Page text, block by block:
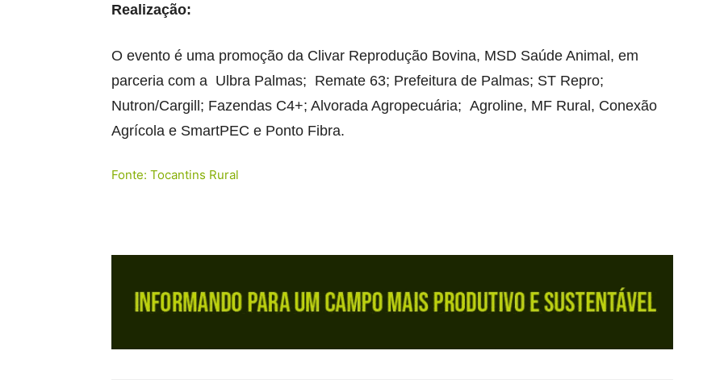
Realização:
O evento é uma promoção da Clivar Reprodução Bovina, MSD Saúde Animal, em
parceria com a Ulbra Palmas; Remate 63; Prefeitura de Palmas; ST Repro;
Nutron/Cargill; Fazendas C4+; Alvorada Agropecuária; Agroline, MF Rural, Conexão
Agrícola e SmartPEC e Ponto Fibra.
Fonte: Tocantins Rural